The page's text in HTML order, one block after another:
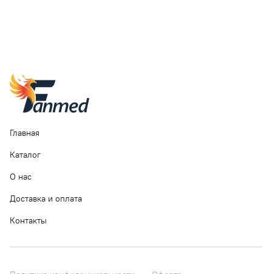
Главная
Каталог
О нас
Доставка и оплата
Контакты